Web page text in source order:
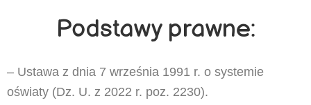
Podstawy prawne:
– Ustawa z dnia 7 września 1991 r. o systemie
oświaty (Dz. U. z 2022 r. poz. 2230).